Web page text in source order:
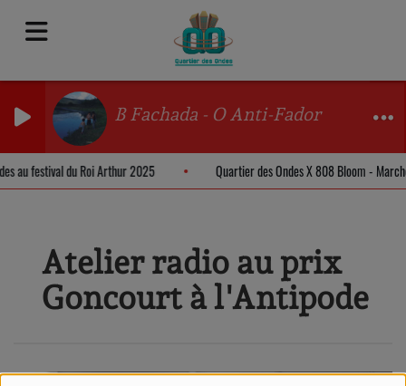
B Fachada - O Anti-Fador
au festival du Roi Arthur 2025 Quartier des Ondes X 808 Bloom -
Atelier radio au prix
Goncourt à l'Antipode